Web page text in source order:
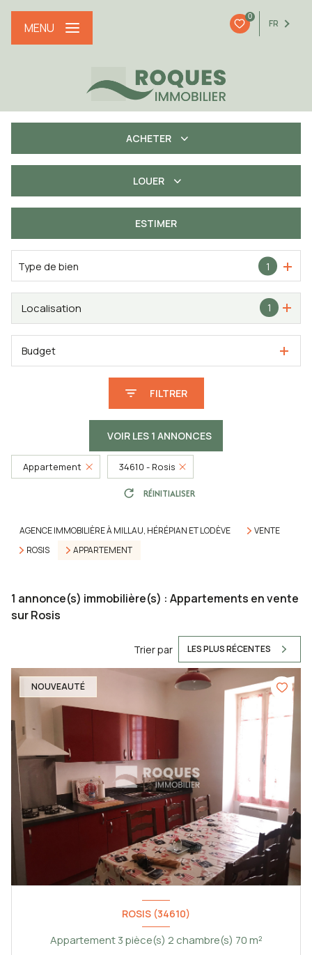
0
FR
MENU
ACHETER
De l'immo pro
LOUER
ESTIMER
Type de bien 1
1
Localisation
Budget
FILTRER
VOIR LES 1 ANNONCES
Appartement 34610 - Rosis
RÉINITIALISER
AGENCE IMMOBILIÈRE À MILLAU, HÉRÉPIAN ET LODÈVE
VENTE
ROSIS
APPARTEMENT
1 annonce(s) immobilière(s) : Appartements en vente
sur Rosis
Trier par LES PLUS RÉCENTES
NOUVEAUTÉ
ROSIS (34610)
Appartement 3 pièce(s) 2 chambre(s) 70 m²